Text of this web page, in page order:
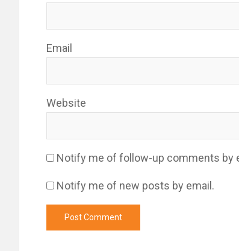
Email
Website
Notify me of follow-up comments by
Notify me of new posts by email.